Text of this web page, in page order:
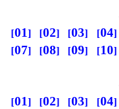
01 02 03 04
07
08 09 10
01 02 03 04